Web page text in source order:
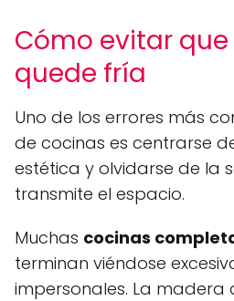
Cómo evitar
quede fría
Uno de los errores más
de cocinas es centrarse
estética y olvidarse de la
transmite el espacio.
Muchas cocinas
terminan viéndose
impersonales. La